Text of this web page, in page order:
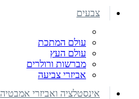
צבעים
עולם המתכת
עולם העץ
מברשות ורולרים
אביזרי צביעה
אינסטלציה ואביזרי אמבטיה